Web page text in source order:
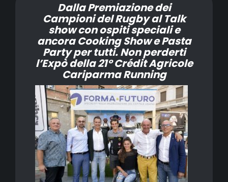
Dalla Premiazione dei
Campioni del Rugby al Talk
show con ospiti speciali e
ancora Cooking Show e Pasta
Party per tutti. Non perderti
l’Expò della 21° Crédit Agricole
Cariparma Running